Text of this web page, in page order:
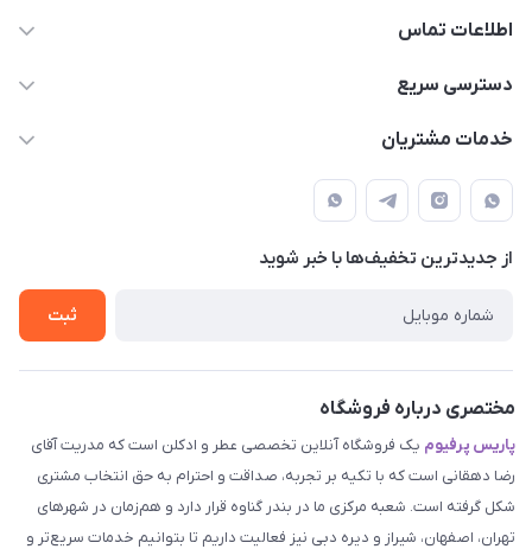
اطلاعات تماس
09387538030
دهقانی
دسترسی سریع
حساب کاربری
لیست محصولات
درباره ما
خدمات مشتریان
قوانین و مقررات
حریم خصوصی
راهنما
از جدید‌ترین تخفیف‌ها با‌ خبر شوید
ثبت
مختصری درباره فروشگاه
پاریس پرفیوم یک فروشگاه آنلاین تخصصی عطر و ادکلن است که مدریت آقای
رضا دهقانی است که با تکیه بر تجربه، صداقت و احترام به حق انتخاب مشتری
شکل گرفته است. شعبه مرکزی ما در بندر گناوه قرار دارد و هم‌زمان در شهرهای
تهران، اصفهان، شیراز و دیره دبی نیز فعالیت داریم تا بتوانیم خدمات سریع‌تر و